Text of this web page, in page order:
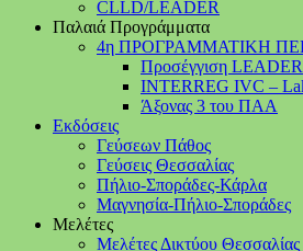
CLLD/LEADER
Παλαιά Προγράμματα
4η ΠΡΟΓΡΑΜΜΑΤΙΚΗ
Προσέγγιση LEADER
INTERREG IVC –
Άξονας 3 του ΠΑΑ
Εκδόσεις
Γεύσεων Πάθος
Γεύσεις Θεσσαλίας
Πήλιο-Σποράδες-Κάρλα
Μαγνησία-Πήλιο-Σποράδες
Μελέτες
Μελέτες Δικτύου Θεσσαλίας